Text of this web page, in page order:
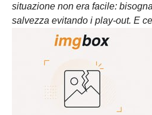
situazione non era facile:
salvezza evitando i play-out. E ce